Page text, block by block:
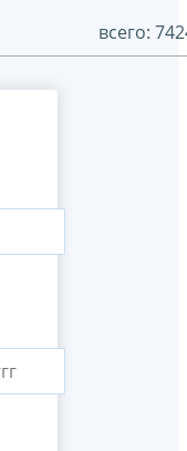
всего: